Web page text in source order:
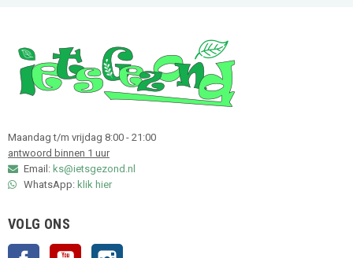
Maandag t/m vrijdag 8:00 - 21:00
antwoord binnen 1 uur
Email: ks@ietsgezond.nl
WhatsApp: klik hier
VOLG ONS
Facebook YouTube